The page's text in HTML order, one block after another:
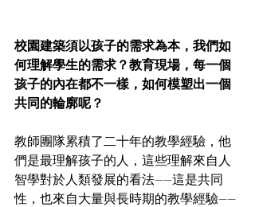
校園建築須以孩子的需求為本，我們如
何理解學生的需求？教育現場，每一個
孩子的內在都不一樣，如何模塑出一個
共同的輪廓呢？
教師團隊累積了二十年的教學經驗，他
們是最理解孩子的人，這些理解來自人
智學對於人類發展的看法----這是共同
性，也來自大量與長時期的教學經驗----